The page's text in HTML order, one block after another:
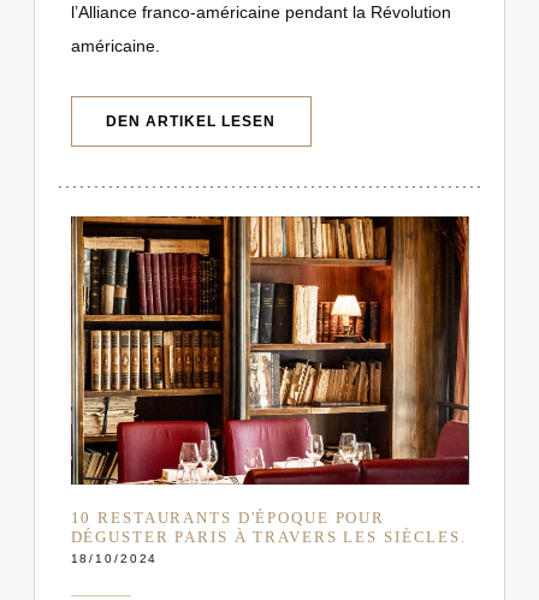
l’Alliance franco-américaine pendant la Révolution
américaine.
DEN ARTIKEL LESEN
10 RESTAURANTS D'ÉPOQUE POUR
DÉGUSTER PARIS À TRAVERS LES SIÈCLES.
18/10/2024